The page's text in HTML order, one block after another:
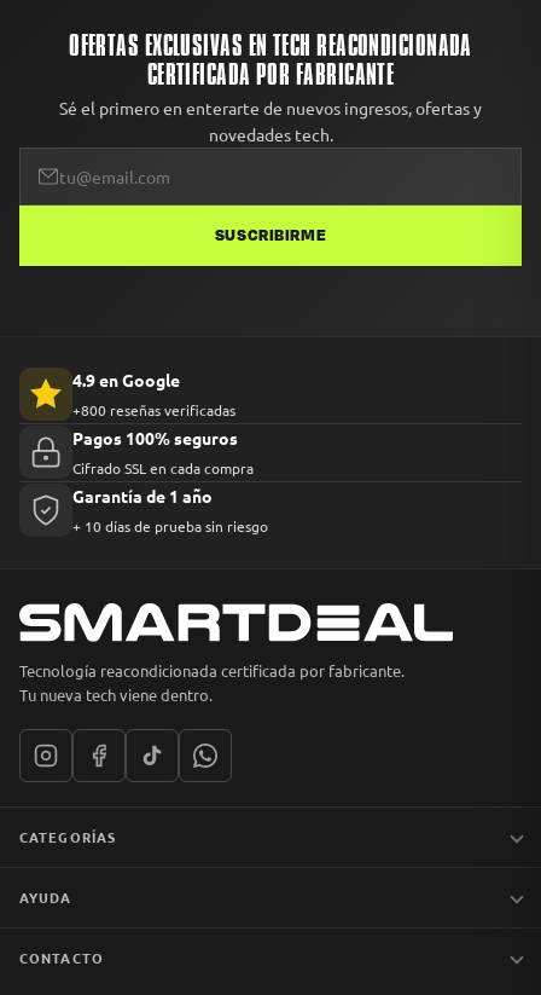
OFERTAS EXCLUSIVAS EN TECH REACONDICIONADA
CERTIFICADA POR FABRICANTE
Sé el primero en enterarte de nuevos ingresos, ofertas y
novedades tech.
SUSCRIBIRME
4.9 en Google
+800 reseñas verificadas
Pagos 100% seguros
Cifrado SSL en cada compra
Garantía de 1 año
+ 10 días de prueba sin riesgo
Tecnología reacondicionada certificada por fabricante.
Tu nueva tech viene dentro.
CATEGORÍAS
AYUDA
CONTACTO